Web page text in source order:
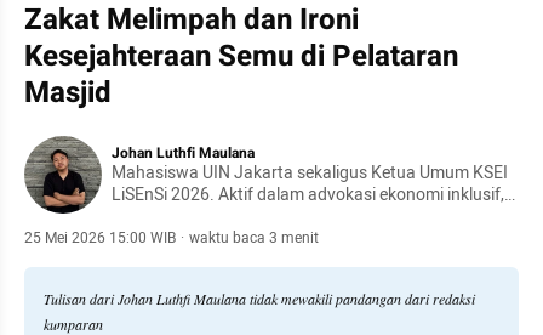
Zakat Melimpah dan Ironi
Kesejahteraan Semu di Pelataran
Masjid
Johan Luthfi Maulana
Mahasiswa UIN Jakarta sekaligus Ketua Umum KSEI
LiSEnSi 2026. Aktif dalam advokasi ekonomi inklusif,
pemberdayaan mahasiswa pada bidang ekonomi
25 Mei 2026 15:00 WIB · waktu baca 3 menit
Tulisan dari Johan Luthfi Maulana tidak mewakili pandangan dari redaksi
kumparan